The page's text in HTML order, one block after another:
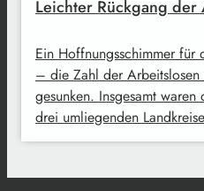
Leichter Rückgang der
Ein Hoffnungsschimmer für
– die Zahl der
gesunken. Insgesamt
drei umliegenden